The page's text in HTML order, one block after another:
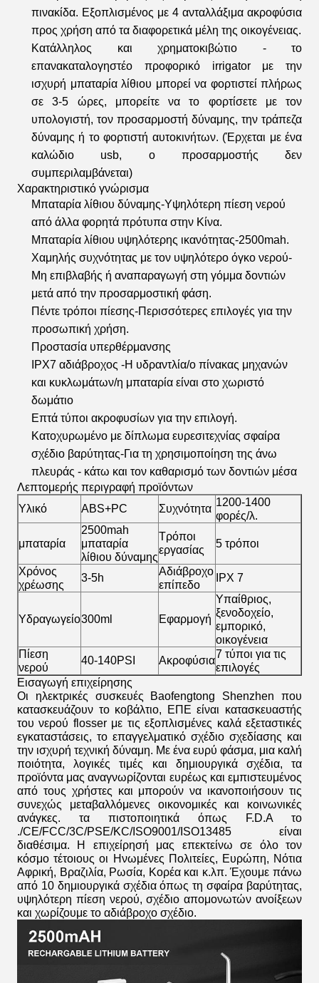
πινακίδα. Εξοπλισμένος με 4 ανταλλάξιμα ακροφύσια
προς χρήση από τα διαφορετικά μέλη της οικογένειας.
Κατάλληλος και χρηματοκιβώτιο - το
επανακαταλογηστέο προφορικό irrigator με την
ισχυρή μπαταρία λίθιου μπορεί να φορτιστεί πλήρως
σε 3-5 ώρες, μπορείτε να το φορτίσετε με τον
υπολογιστή, τον προσαρμοστή δύναμης, την τράπεζα
δύναμης ή το φορτιστή αυτοκινήτων. (Έρχεται με ένα
καλώδιο usb, ο προσαρμοστής δεν
συμπεριλαμβάνεται)
Χαρακτηριστικό γνώρισμα
Μπαταρία λίθιου δύναμης-Υψηλότερη πίεση νερού
από άλλα φορητά πρότυπα στην Κίνα.
Μπαταρία λίθιου υψηλότερης ικανότητας-2500mah.
Χαμηλής συχνότητας με τον υψηλότερο όγκο νερού-
Μη επιβλαβής ή αναπαραγωγή στη γόμμα δοντιών
μετά από την προσαρμοστική φάση.
Πέντε τρόποι πίεσης-Περισσότερες επιλογές για την
προσωπική χρήση.
Προστασία υπερθέρμανσης
IPX7 αδιάβροχος -Η υδραντλία/ο πίνακας μηχανών
και κυκλωμάτων/η μπαταρία είναι στο χωριστό
δωμάτιο
Επτά τύποι ακροφυσίων για την επιλογή.
Κατοχυρωμένο με δίπλωμα ευρεσιτεχνίας σφαίρα
σχέδιο βαρύτητας-Για τη χρησιμοποίηση της άνω
πλευράς - κάτω και τον καθαρισμό των δοντιών μέσα
Λεπτομερής περιγραφή προϊόντων
Υλικό
ABS+PC Συχνότητα
1200-1400
φορές/λ.
μπαταρία
2500mah
μπαταρία
λίθιου δύναμης
Τρόποι
εργασίας
5 τρόποι
Χρόνος
χρέωσης
3-5h
Αδιάβροχο
επίπεδο
IPX 7
Υδραγωγείο300ml Εφαρμογή
Υπαίθριος,
ξενοδοχείο,
εμπορικό,
οικογένεια
Πίεση
νερού
40-140PSI Ακροφύσια
7 τύποι για τις
επιλογές
Εισαγωγή επιχείρησης
Οι ηλεκτρικές συσκευές Baofengtong Shenzhen που
κατασκευάζουν το κοβάλτιο, ΕΠΕ είναι κατασκευαστής
του νερού flosser με τις εξοπλισμένες καλά εξεταστικές
εγκαταστάσεις, το επαγγελματικό σχέδιο σχεδίασης και
την ισχυρή τεχνική δύναμη. Με ένα ευρύ φάσμα, μια καλή
ποιότητα, λογικές τιμές και δημιουργικά σχέδια, τα
προϊόντα μας αναγνωρίζονται ευρέως και εμπιστευμένος
από τους χρήστες και μπορούν να ικανοποιήσουν τις
συνεχώς μεταβαλλόμενες οικονομικές και κοινωνικές
ανάγκες. τα πιστοποιητικά όπως F.D.A το
./CE/FCC/3C/PSE/KC/ISO9001/ISO13485 είναι
διαθέσιμα. Η επιχείρησή μας επεκτείνω σε όλο τον
κόσμο τέτοιους οι Ηνωμένες Πολιτείες, Ευρώπη, Νότια
Αφρική, Βραζιλία, Ρωσία, Κορέα και κ.λπ. Έχουμε πάνω
από 10 δημιουργικά σχέδια όπως τη σφαίρα βαρύτητας,
υψηλότερη πίεση νερού, σχέδιο απομονωτών ανοίξεων
και χωρίζουμε το αδιάβροχο σχέδιο.